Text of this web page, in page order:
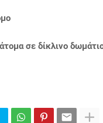
σε δίκλινο